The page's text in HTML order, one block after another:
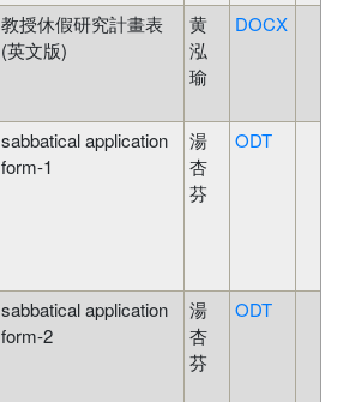
教授休假研究計畫表
(英文版)
黄
泓
瑜
DOCX
sabbatical application
form-1
湯
杏
芬
ODT
sabbatical application
form-2
湯
杏
芬
ODT